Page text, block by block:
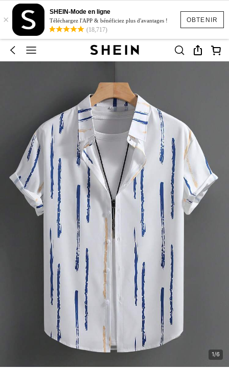
OBTENIR
×
SHEIN-Mode en ligne
Téléchargez l'APP & bénéficiez plus d'avantages !
(18,717)
1/6